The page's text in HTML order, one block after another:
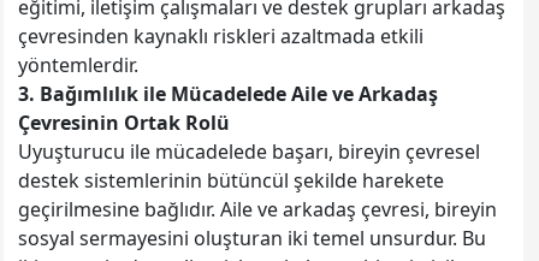
eğitimi, iletişim çalışmaları ve destek grupları arkadaş
çevresinden kaynaklı riskleri azaltmada etkili
yöntemlerdir.
3. Bağımlılık ile Mücadelede Aile ve Arkadaş
Çevresinin Ortak Rolü
Uyuşturucu ile mücadelede başarı, bireyin çevresel
destek sistemlerinin bütüncül şekilde harekete
geçirilmesine bağlıdır. Aile ve arkadaş çevresi, bireyin
sosyal sermayesini oluşturan iki temel unsurdur. Bu